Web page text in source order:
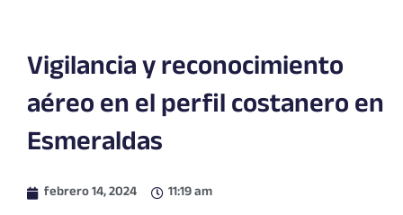
Vigilancia y reconocimiento
aéreo en el perfil costanero en
Esmeraldas
febrero 14, 2024 11:19 am